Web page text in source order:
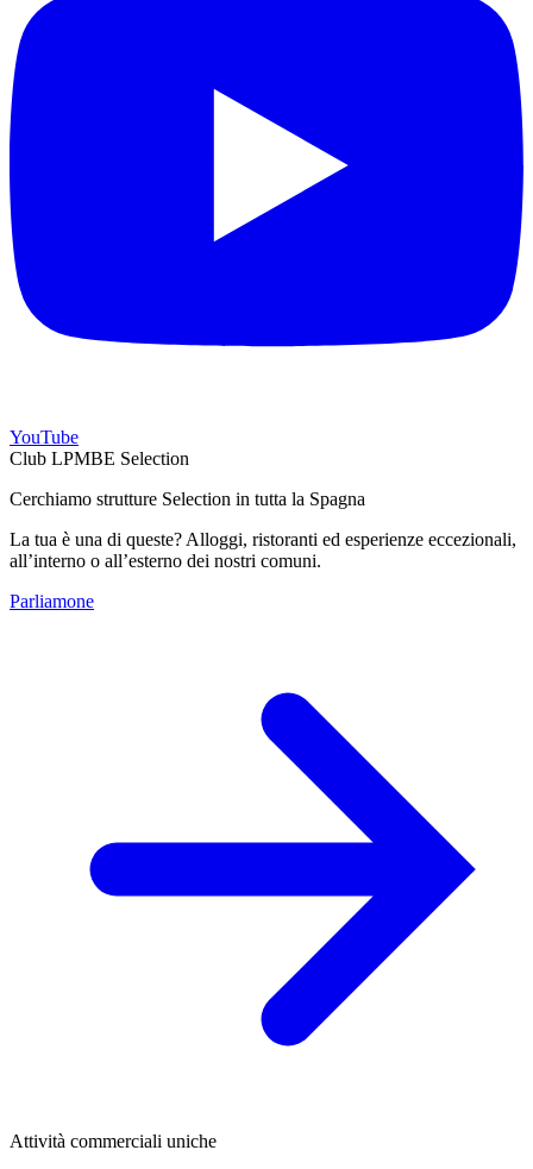
YouTube
Club LPMBE Selection
Cerchiamo strutture Selection in tutta la Spagna
La tua è una di queste? Alloggi, ristoranti ed esperienze eccezionali,
all’interno o all’esterno dei nostri comuni.
Parliamone
Attività commerciali uniche